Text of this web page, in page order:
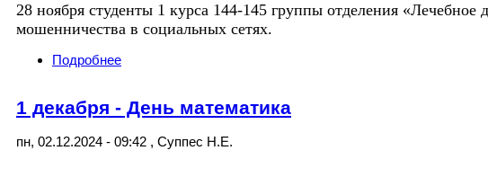
28 ноября студенты 1 курса 144-145 группы отделения
мошенничества в социальных сетях.
Подробнее
1 декабря - День математика
пн, 02.12.2024 - 09:42 , Суппес Н.Е.